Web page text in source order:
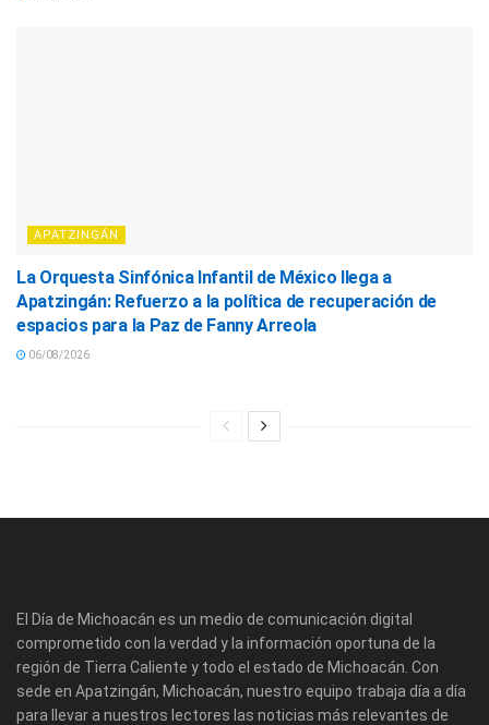
APATZINGÁN
La Orquesta Sinfónica Infantil de México llega a
Apatzingán: Refuerzo a la política de recuperación de
espacios para la Paz de Fanny Arreola
06/08/2026
El Día de Michoacán es un medio de comunicación digital
comprometido con la verdad y la información oportuna de la
región de Tierra Caliente y todo el estado de Michoacán. Con
sede en Apatzingán, Michoacán, nuestro equipo trabaja día a día
para llevar a nuestros lectores las noticias más relevantes de